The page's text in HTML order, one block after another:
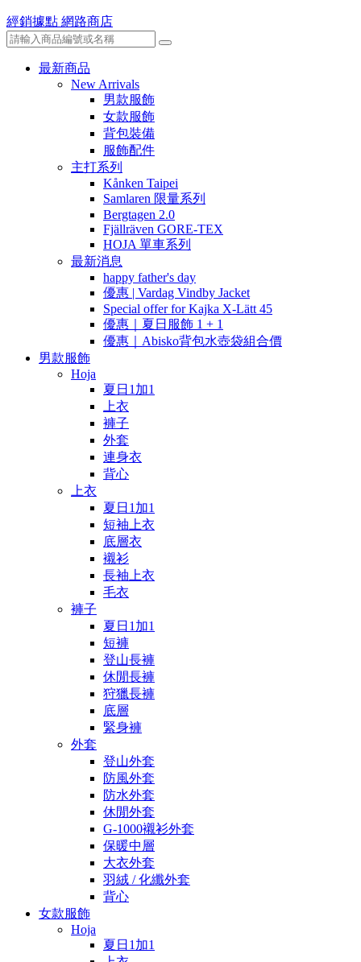
經銷據點 網路商店
最新商品
New Arrivals
男款服飾
女款服飾
背包裝備
服飾配件
主打系列
Kånken Taipei
Samlaren 限量系列
Bergtagen 2.0
Fjällräven GORE-TEX
HOJA 單車系列
最新消息
happy father's day
優惠 | Vardag Vindby Jacket
Special offer for Kajka X-Lätt 45
優惠｜夏日服飾 1 + 1
優惠｜Abisko背包水壺袋組合價
男款服飾
Hoja
夏日1加1
上衣
褲子
外套
連身衣
背心
上衣
夏日1加1
短袖上衣
底層衣
襯衫
長袖上衣
毛衣
褲子
夏日1加1
短褲
登山長褲
休閒長褲
狩獵長褲
底層
緊身褲
外套
登山外套
防風外套
防水外套
休閒外套
G-1000襯衫外套
保暖中層
大衣外套
羽絨 / 化纖外套
背心
女款服飾
Hoja
夏日1加1